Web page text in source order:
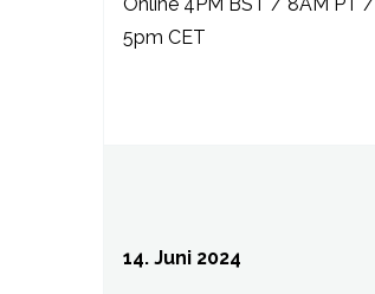
Online 4PM BST / 8AM PT /
5pm CET
14. Juni 2024